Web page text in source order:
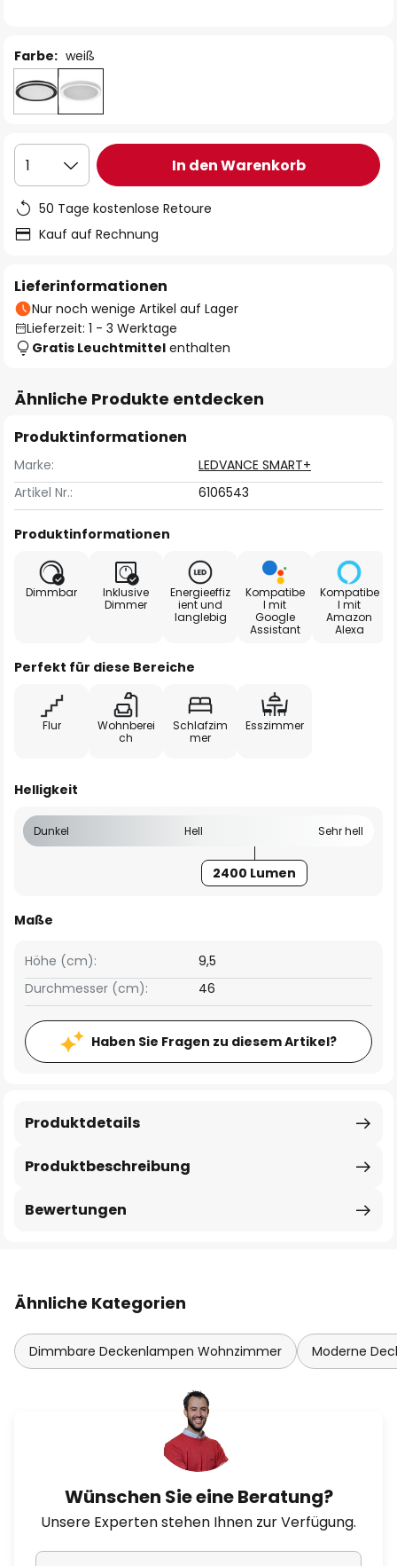
Farbe: weiß
1 In den Warenkorb
50 Tage kostenlose Retoure
Kauf auf Rechnung
Lieferinformationen
Nur noch wenige Artikel auf Lager
Lieferzeit: 1 - 3 Werktage
Gratis Leuchtmittel enthalten
Ähnliche Produkte entdecken
Produktinformationen
Marke:
LEDVANCE SMART+
Artikel Nr.:
6106543
Produktinformationen
Dimmbar
Inklusive
Dimmer
Energieeffiz
ient und
langlebig
Kompatibe
l mit
Google
Assistant
Kompatibe
l mit
Amazon
Alexa
Perfekt für diese Bereiche
Flur
Wohnberei
ch
Schlafzim
mer
Esszimmer
Helligkeit
Dunkel Hell Sehr hell
2400 Lumen
Maße
Höhe (cm):
9,5
Durchmesser (cm):
46
Haben Sie Fragen zu diesem Artikel?
Produktbeschreibung
Produktdetails
Bewertungen
Ähnliche Kategorien
Dimmbare Deckenlampen Wohnzimmer Moderne
Wünschen Sie eine Beratung?
Unsere Experten stehen Ihnen zur Verfügung.